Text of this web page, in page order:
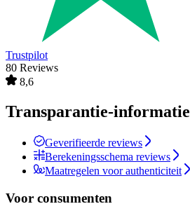
Trustpilot
80 Reviews
8,6
Transparantie-informatie
Geverifieerde reviews
Berekeningsschema reviews
Maatregelen voor authenticiteit
Voor consumenten